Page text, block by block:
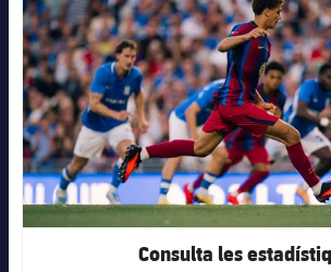
Consulta les